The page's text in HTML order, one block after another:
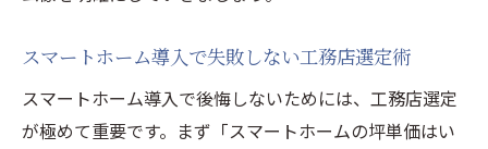
スマートホーム導入で失敗しない工務店選定術
スマートホーム導入で後悔しないためには、工務店選定
が極めて重要です。まず「スマートホームの坪単価はい